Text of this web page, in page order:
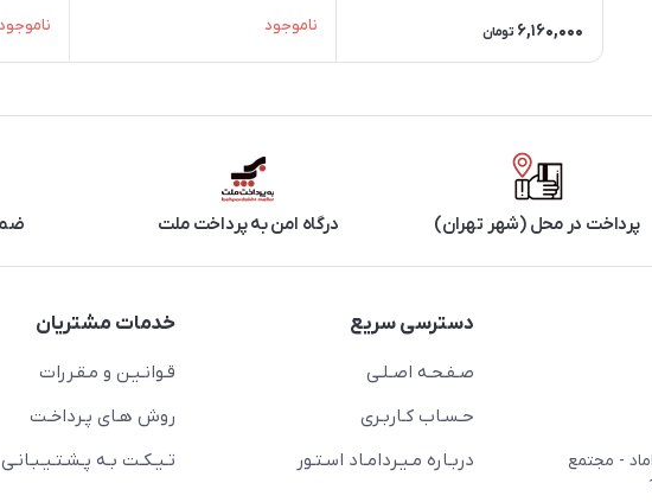
6,160,000 تومان
ناموجود
ناموجود
پرداخت در محل (شهر تهران) درگاه امن به پرداخت ملت
- مجتمع
دسترسی سریع
صـفـحـه اصـلـی
حـسـاب کـاربـری
دربـاره مـیـردامـاد اسـتـور
خدمات مشتریان
قـوانـیـن و مـقـررات
روش هـای پـرداخـت
تـیـکـت بـه پـشـتـیـبـانـی